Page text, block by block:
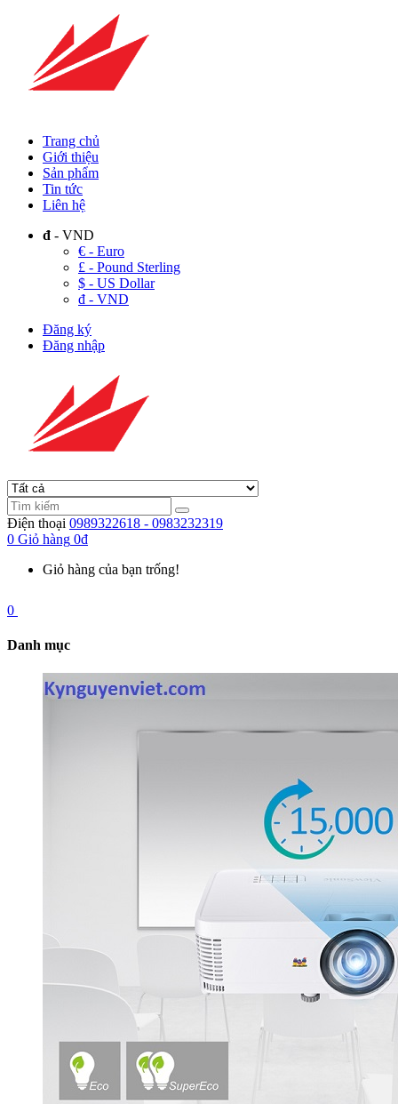
Trang chủ
Giới thiệu
Sản phẩm
Tin tức
Liên hệ
đ - VND
€ - Euro
£ - Pound Sterling
$ - US Dollar
đ - VND
Đăng ký
Đăng nhập
Điện thoại 0989322618 - 0983232319
0 Giỏ hàng 0đ
Giỏ hàng của bạn trống!
0
Danh mục